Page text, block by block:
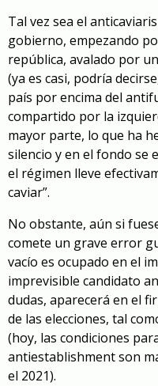
Tal vez sea el
gobierno, empezando
república, avalado por
(ya es casi, podría
país por encima del
compartido por la
mayor parte, lo que ha
silencio y en el fondo se
el régimen lleve
caviar”.
No obstante, aún si
comete un grave error
vacío es ocupado en el
imprevisible candidato
dudas, aparecerá en el
de las elecciones, tal
(hoy, las condiciones
antiestablishment son
el 2021).